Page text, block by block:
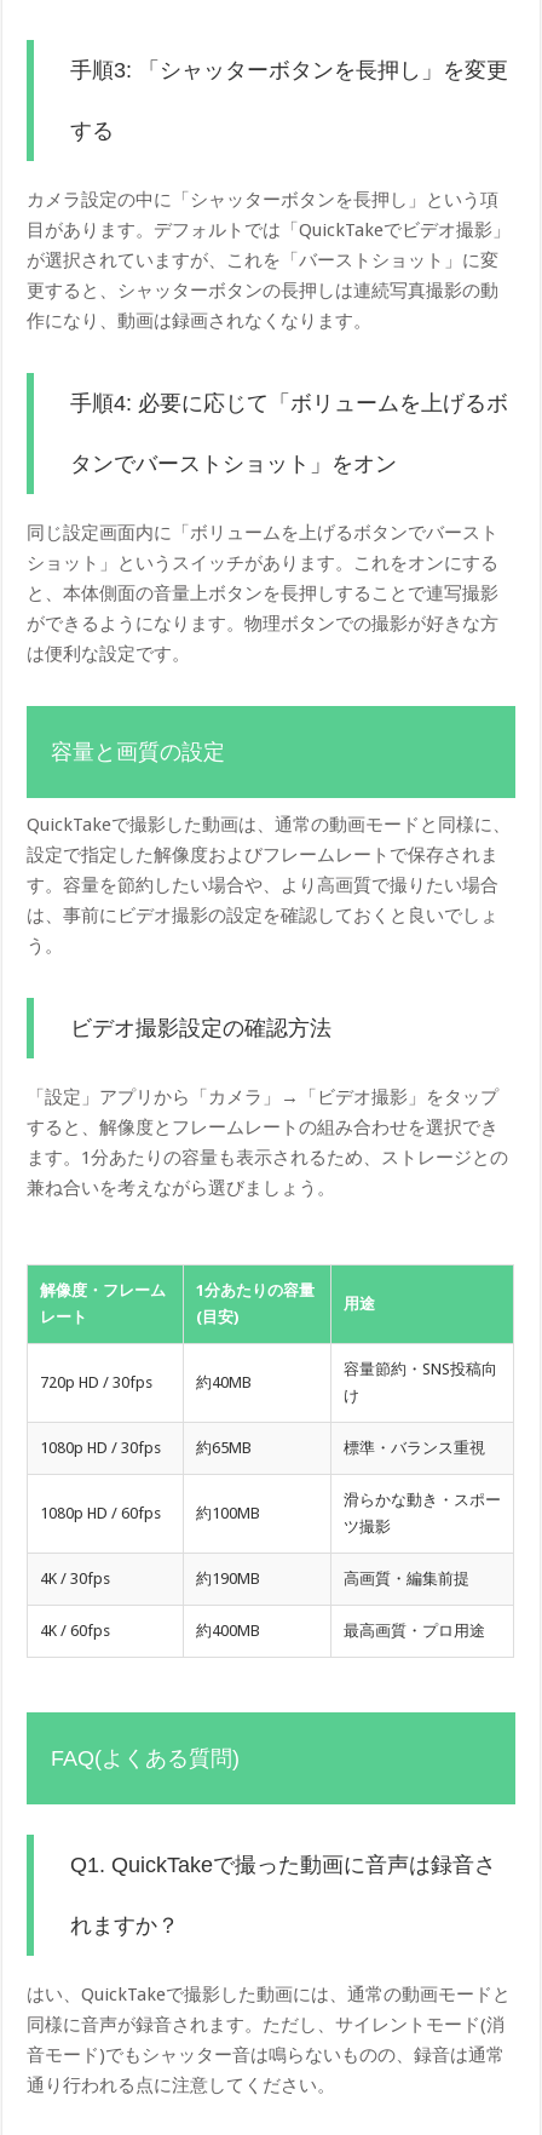
手順3: 「シャッターボタンを長押し」を変更
する
カメラ設定の中に「シャッターボタンを長押し」という項
目があります。デフォルトでは「QuickTakeでビデオ撮影」
が選択されていますが、これを「バーストショット」に変
更すると、シャッターボタンの長押しは連続写真撮影の動
作になり、動画は録画されなくなります。
手順4: 必要に応じて「ボリュームを上げるボ
タンでバーストショット」をオン
同じ設定画面内に「ボリュームを上げるボタンでバースト
ショット」というスイッチがあります。これをオンにする
と、本体側面の音量上ボタンを長押しすることで連写撮影
ができるようになります。物理ボタンでの撮影が好きな方
は便利な設定です。
容量と画質の設定
QuickTakeで撮影した動画は、通常の動画モードと同様に、
設定で指定した解像度およびフレームレートで保存されま
す。容量を節約したい場合や、より高画質で撮りたい場合
は、事前にビデオ撮影の設定を確認しておくと良いでしょ
う。
ビデオ撮影設定の確認方法
「設定」アプリから「カメラ」→「ビデオ撮影」をタップ
すると、解像度とフレームレートの組み合わせを選択でき
ます。1分あたりの容量も表示されるため、ストレージとの
兼ね合いを考えながら選びましょう。
解像度・フレーム
レート
1分あたりの容量
(目安)
用途
720p HD / 30fps 約40MB
容量節約・SNS投稿向
け
1080p HD / 30fps 約65MB 標準・バランス重視
1080p HD / 60fps 約100MB
滑らかな動き・スポー
ツ撮影
4K / 30fps 約190MB 高画質・編集前提
4K / 60fps 約400MB 最高画質・プロ用途
FAQ(よくある質問)
Q1. QuickTakeで撮った動画に音声は録音さ
れますか？
はい、QuickTakeで撮影した動画には、通常の動画モードと
同様に音声が録音されます。ただし、サイレントモード(消
音モード)でもシャッター音は鳴らないものの、録音は通常
通り行われる点に注意してください。